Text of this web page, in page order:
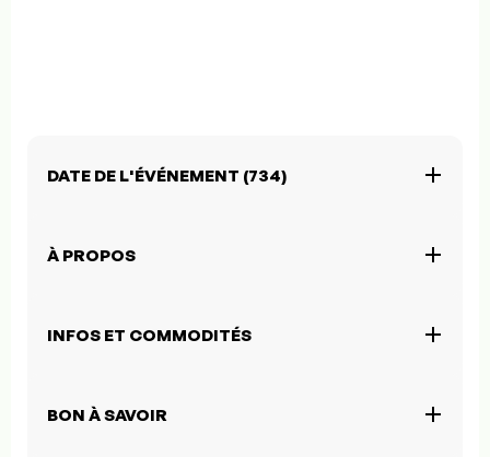
DATE DE L'ÉVÉNEMENT (734)
À PROPOS
INFOS ET COMMODITÉS
BON À SAVOIR